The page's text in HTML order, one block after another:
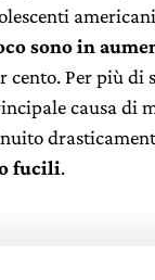
sono in
cento. Per più di
causa di
fucili.